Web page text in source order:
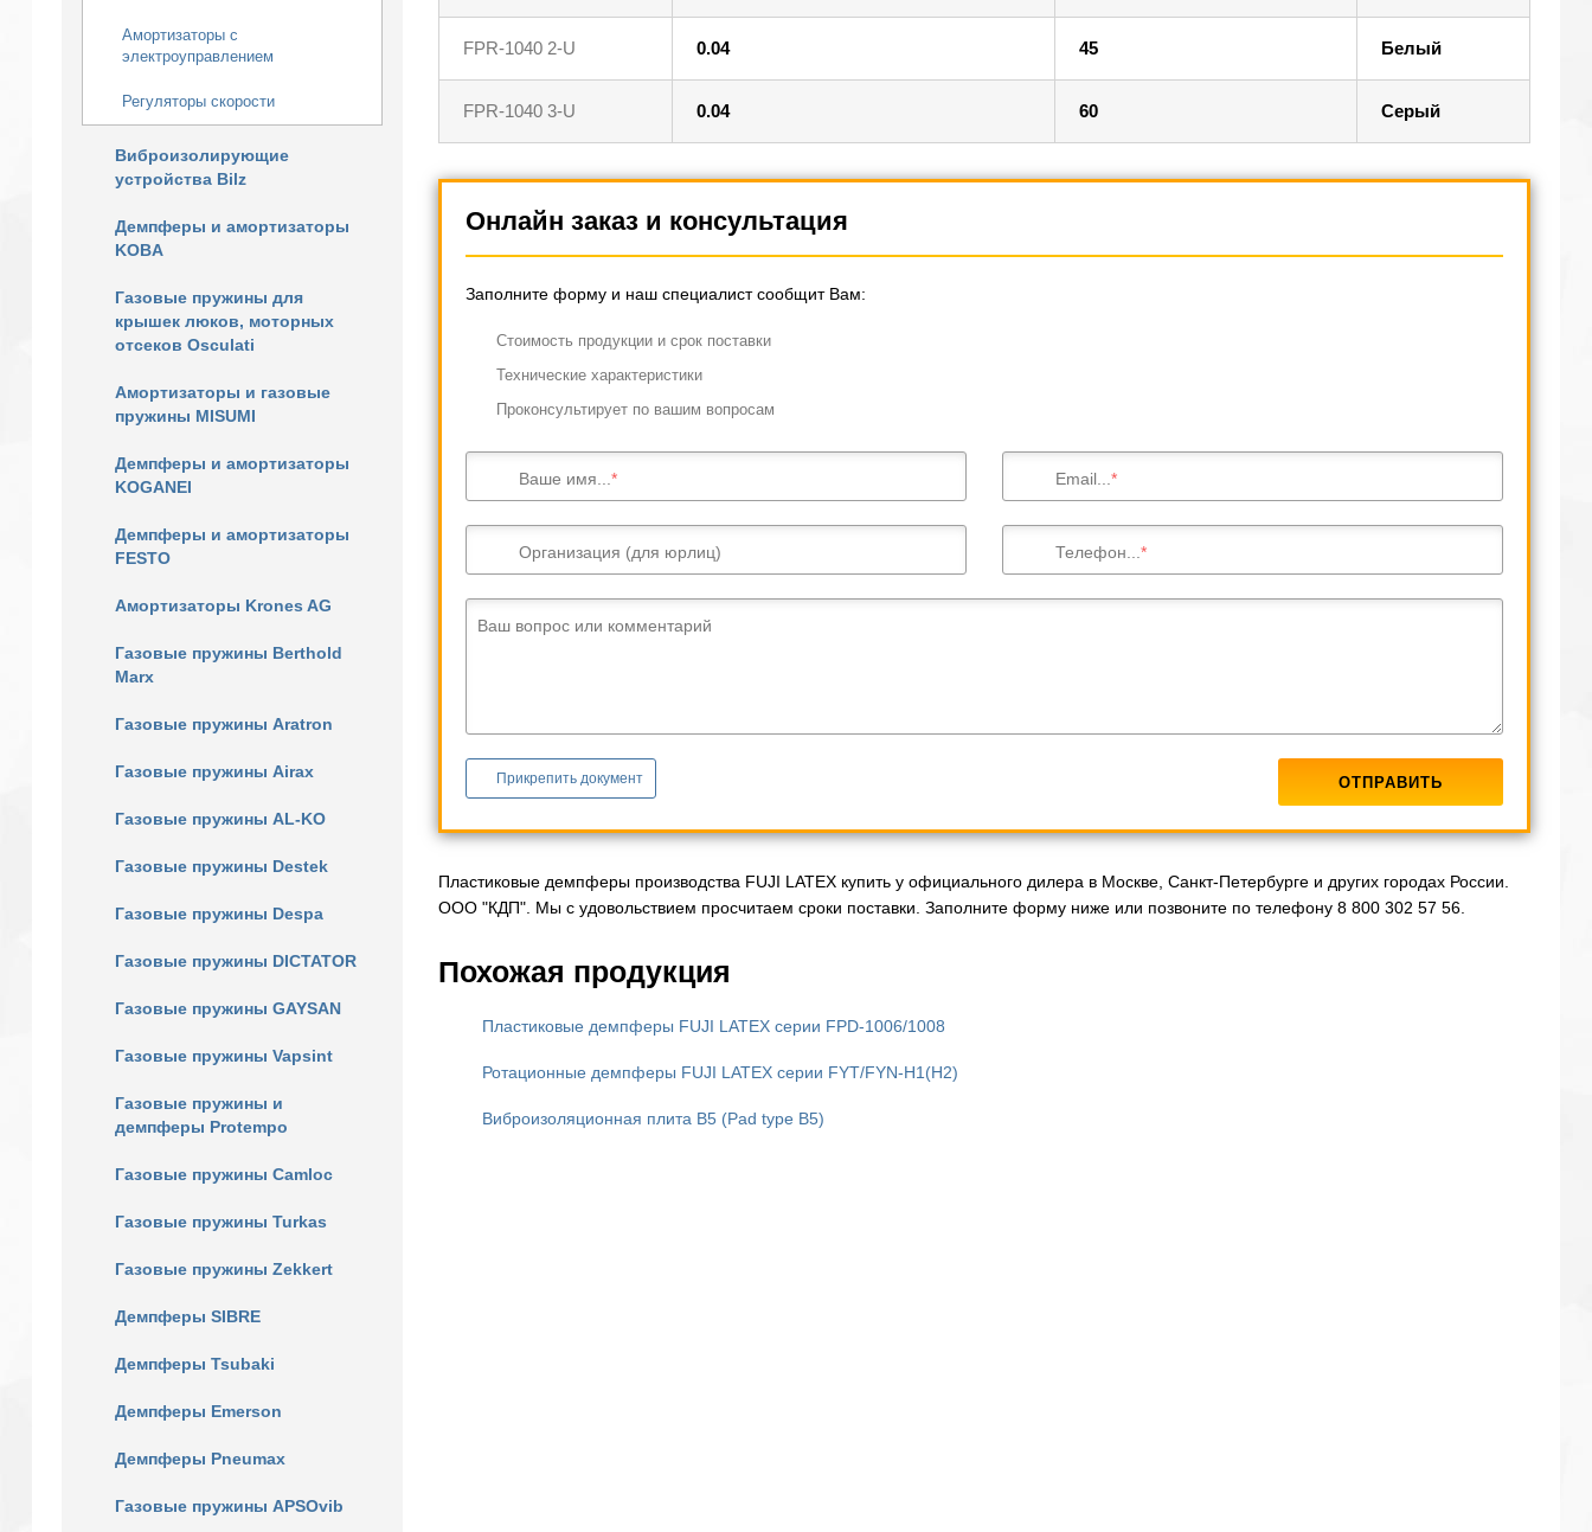
Амортизаторы с
электроуправлением
Регуляторы скорости
Виброизолирующие
устройства Bilz
Демпферы и амортизаторы
KOBA
Газовые пружины для
крышек люков, моторных
отсеков Osculati
Амортизаторы и газовые
пружины MISUMI
Демпферы и амортизаторы
KOGANEI
Демпферы и амортизаторы
FESTO
Амортизаторы Krones AG
Газовые пружины Berthold
Marx
Газовые пружины Aratron
Газовые пружины Airax
Газовые пружины AL-KO
Газовые пружины Destek
Газовые пружины Despa
Газовые пружины DICTATOR
Газовые пружины GAYSAN
Газовые пружины Vapsint
Газовые пружины и
демпферы Protempo
Газовые пружины Camloc
Газовые пружины Turkas
Газовые пружины Zekkert
Демпферы SIBRE
Демпферы Tsubaki
Демпферы Emerson
Демпферы Pneumax
Газовые пружины APSOvib
FPR-1040 2-U 0.04 45 Белый
FPR-1040 3-U 0.04 60 Серый
Онлайн заказ и консультация
Заполните форму и наш специалист сообщит Вам:
Cтоимость продукции и срок поставки
Технические характеристики
Проконсультирует по вашим вопросам
Ваше имя... Email...
Организация (для юрлиц) Телефон...
Ваш вопрос или комментарий
Прикрепить документ
Пластиковые демпферы производства FUJI LATEX купить у официального дилера в Москве, Санкт-Петербурге и других городах России.
ООО "КДП". Мы с удовольствием просчитаем сроки поставки. Заполните форму ниже или позвоните по телефону 8 800 302 57 56.
Похожая продукция
Пластиковые демпферы FUJI LATEX серии FPD-1006/1008
Ротационные демпферы FUJI LATEX серии FYT/FYN-H1(H2)
Виброизоляционная плита B5 (Pad type B5)